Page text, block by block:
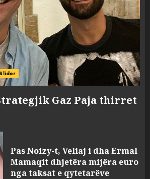
Gaz Paja thirret
Pas Noizy-t, Veliaj i dha Ermal
Mamaqit dhjetëra mijëra euro
nga taksat e qytetarëve